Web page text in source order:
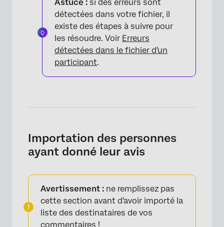
×
Astuce : si des erreurs sont
détectées dans votre fichier, il
existe des étapes à suivre pour
les résoudre. Voir Erreurs
détectées dans le fichier d'un
participant.
Importation des personnes
ayant donné leur avis
Avertissement : ne remplissez pas
cette section avant d'avoir importé la
liste des destinataires de vos
commentaires !